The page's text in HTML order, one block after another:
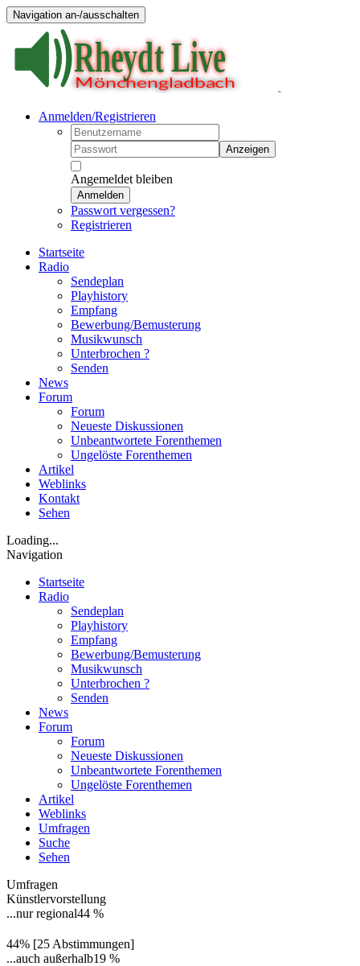
Navigation an-/ausschalten
Anmelden/Registrieren
Anzeigen
Angemeldet bleiben
Anmelden
Passwort vergessen?
Registrieren
Startseite
Radio
Sendeplan
Playhistory
Empfang
Bewerbung/Bemusterung
Musikwunsch
Unterbrochen ?
Senden
News
Forum
Forum
Neueste Diskussionen
Unbeantwortete Forenthemen
Ungelöste Forenthemen
Artikel
Weblinks
Kontakt
Sehen
Loading...
Navigation
Startseite
Radio
Sendeplan
Playhistory
Empfang
Bewerbung/Bemusterung
Musikwunsch
Unterbrochen ?
Senden
News
Forum
Forum
Neueste Diskussionen
Unbeantwortete Forenthemen
Ungelöste Forenthemen
Artikel
Weblinks
Umfragen
Suche
Sehen
Umfragen
Künstlervorstellung
...nur regional44 %
44% [25 Abstimmungen]
...auch außerhalb19 %